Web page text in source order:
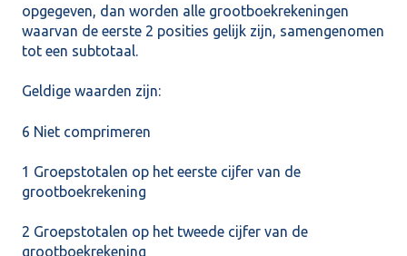
opgegeven, dan worden alle grootboekrekeningen
waarvan de eerste 2 posities gelijk zijn, samengenomen
tot een subtotaal.
Geldige waarden zijn:
6 Niet comprimeren
1 Groepstotalen op het eerste cijfer van de
grootboekrekening
2 Groepstotalen op het tweede cijfer van de
grootboekrekening